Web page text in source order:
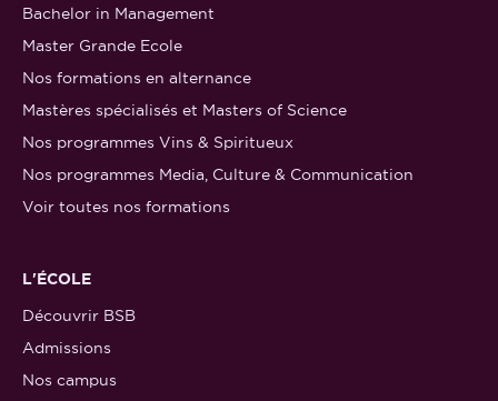
Bachelor in Management
Master Grande Ecole
Nos formations en alternance
Mastères spécialisés et Masters of Science
Nos programmes Vins & Spiritueux
Nos programmes Media, Culture & Communication
Voir toutes nos formations
L'ÉCOLE
Découvrir BSB
Admissions
Nos campus